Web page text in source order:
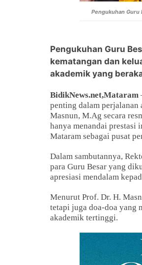
Pengukuhan Guru
Pengukuhan Guru
kematangan dan
akademik yang
BidikNews.net,Mataram
penting dalam perjalanan
Masnun, M.Ag secara
hanya menandai
Mataram sebagai pusat
Dalam sambutannya,
para Guru Besar yang
apresiasi mendalam
Menurut Prof. Dr. H.
tetapi juga doa-doa yang
akademik tertinggi.